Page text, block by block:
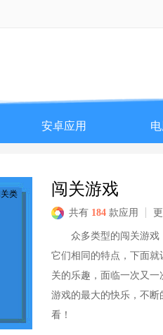
安卓应用
闯关游戏
共有 184 款应用
众多类型的闯关游戏
它们相同的特点，下面
关的乐趣，面临一次又
游戏的最大的快乐，不
看！